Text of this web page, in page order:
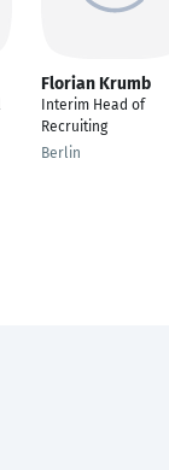
Florian Krumb
Interim Head of
Recruiting
Berlin